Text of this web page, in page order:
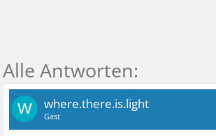
W where.there.is.light
Gast